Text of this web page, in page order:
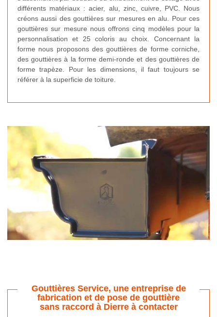
différents matériaux : acier, alu, zinc, cuivre, PVC. Nous
créons aussi des gouttières sur mesures en alu. Pour ces
gouttières sur mesure nous offrons cinq modèles pour la
personnalisation et 25 coloris au choix. Concernant la
forme nous proposons des gouttières de forme corniche,
des gouttières à la forme demi-ronde et des gouttières de
forme trapèze. Pour les dimensions, il faut toujours se
référer à la superficie de toiture.
Gouttières Service, une entreprise de
fabrication et de pose de gouttière
sans raccord à Dierre à contacter